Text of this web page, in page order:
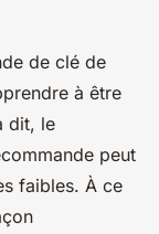
de clé de
à être
dit, le
peut
faibles. À ce